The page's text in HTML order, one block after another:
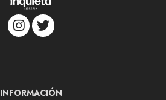
INFORMACIÓN